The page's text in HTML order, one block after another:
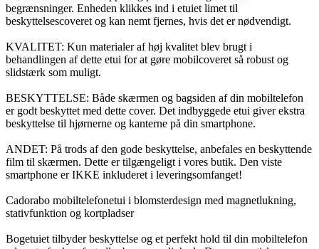
begrænsninger. Enheden klikkes ind i etuiet limet til
beskyttelsescoveret og kan nemt fjernes, hvis det er nødvendigt.
KVALITET: Kun materialer af høj kvalitet blev brugt i
behandlingen af dette etui for at gøre mobilcoveret så robust og
slidstærk som muligt.
BESKYTTELSE: Både skærmen og bagsiden af din mobiltelefon
er godt beskyttet med dette cover. Det indbyggede etui giver ekstra
beskyttelse til hjørnerne og kanterne på din smartphone.
ANDET: På trods af den gode beskyttelse, anbefales en beskyttende
film til skærmen. Dette er tilgængeligt i vores butik. Den viste
smartphone er IKKE inkluderet i leveringsomfanget!
Cadorabo mobiltelefonetui i blomsterdesign med magnetlukning,
stativfunktion og kortpladser
Bogetuiet tilbyder beskyttelse og et perfekt hold til din mobiltelefon